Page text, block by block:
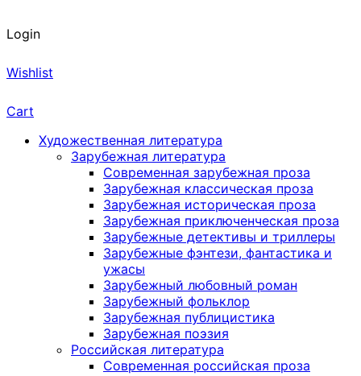
Login
Wishlist
Cart
Художественная литература
Зарубежная литература
Современная зарубежная проза
Зарубежная классическая проза
Зарубежная историческая проза
Зарубежная приключенческая проза
Зарубежные детективы и триллеры
Зарубежные фэнтези, фантастика и
ужасы
Зарубежный любовный роман
Зарубежный фольклор
Зарубежная публицистика
Зарубежная поэзия
Российская литература
Современная российская проза